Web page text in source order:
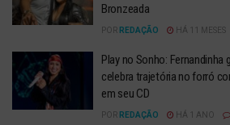
Bronzeada
POR REDAÇÃO HÁ 11 MESES
Play no Sonho: Fernandinha
celebra trajetória no forró
em seu CD
POR REDAÇÃO HÁ 1 ANO